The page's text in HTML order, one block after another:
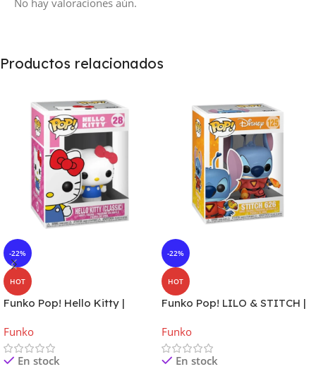
No hay valoraciones aún.
Productos relacionados
-22%
HOT
Funko Pop! Hello Kitty |
Funko
En stock
-22%
HOT
Funko Pop! LILO & STITCH |
Funko
En stock